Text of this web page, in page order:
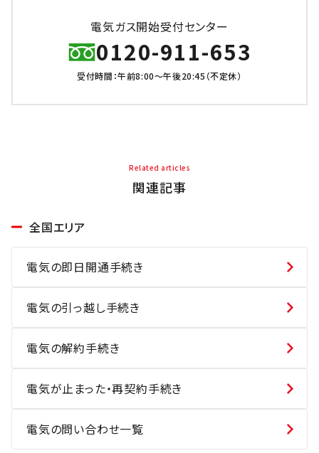
電気ガス開始受付センター
0120-911-653
受付時間：午前8:00～午後20:45（不定休）
Related articles
関連記事
全国エリア
電気の即日開通手続き
電気の引っ越し手続き
電気の解約手続き
電気が止まった・再契約手続き
電気の問い合わせ一覧